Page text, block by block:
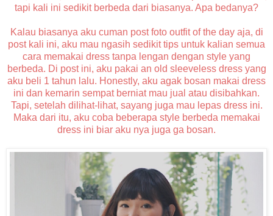
tapi kali ini sedikit berbeda dari biasanya. Apa bedanya?
Kalau biasanya aku cuman post foto outfit of the day aja, di
post kali ini, aku mau ngasih sedikit tips untuk kalian semua
cara memakai dress tanpa lengan dengan style yang
berbeda. Di post ini, aku pakai an old sleeveless dress yang
aku beli 1 tahun lalu. Honestly, aku agak bosan makai dress
ini dan kemarin sempat berniat mau jual atau disibahkan.
Tapi, setelah dilihat-lihat, sayang juga mau lepas dress ini.
Maka dari itu, aku coba beberapa style berbeda memakai
dress ini biar aku nya juga ga bosan.